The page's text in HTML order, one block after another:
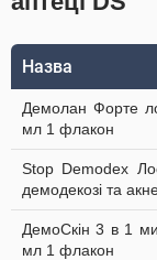
Назва
Демолан Форте
мл 1 флакон
Stop Demodex
демодекозі та
ДемоСкін 3 в 1
мл 1 флакон